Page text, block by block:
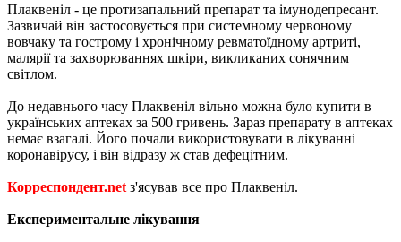
Плаквеніл - це протизапальний препарат та імунодепресант.
Зазвичай він застосовується при системному червоному
вовчаку та гострому і хронічному ревматоїдному артриті,
малярії та захворюваннях шкіри, викликаних сонячним
світлом.
До недавнього часу Плаквеніл вільно можна було купити в
українських аптеках за 500 гривень. Зараз препарату в аптеках
немає взагалі. Його почали використовувати в лікуванні
коронавірусу, і він відразу ж став дефецітним.
Корреспондент.net з'ясував все про Плаквеніл.
Експериментальне лікування